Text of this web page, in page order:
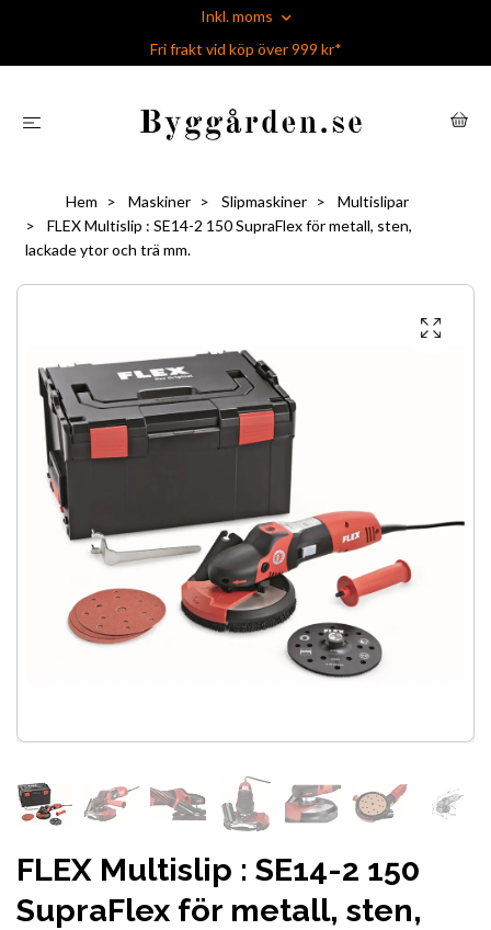
Inkl. moms
Fri frakt vid köp över 999 kr*
Hem Maskiner Slipmaskiner
Multislipar
FLEX Multislip : SE14-2 150 SupraFlex för metall, sten,
lackade ytor och trä mm.
FLEX Multislip : SE14-2 150
SupraFlex för metall, sten,